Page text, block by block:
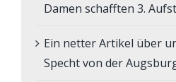
Damen schafften 3.
Ein netter Artikel über
Specht von der